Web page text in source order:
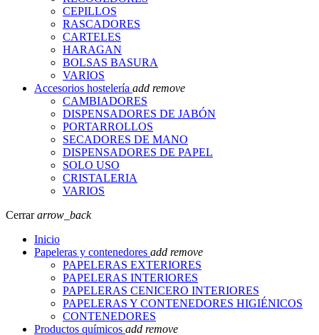
CEPILLOS
RASCADORES
CARTELES
HARAGAN
BOLSAS BASURA
VARIOS
Accesorios hostelería add remove
CAMBIADORES
DISPENSADORES DE JABÓN
PORTARROLLOS
SECADORES DE MANO
DISPENSADORES DE PAPEL
SOLO USO
CRISTALERIA
VARIOS
Cerrararrow_back
Inicio
Papeleras y contenedores add remove
PAPELERAS EXTERIORES
PAPELERAS INTERIORES
PAPELERAS CENICERO INTERIORES
PAPELERAS Y CONTENEDORES HIGIÉNICOS
CONTENEDORES
Productos químicos add remove